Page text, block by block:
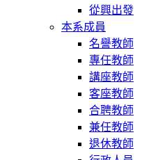
從興出發
本系成員
名譽教師
專任教師
講座教師
客座教師
合聘教師
兼任教師
退休教師